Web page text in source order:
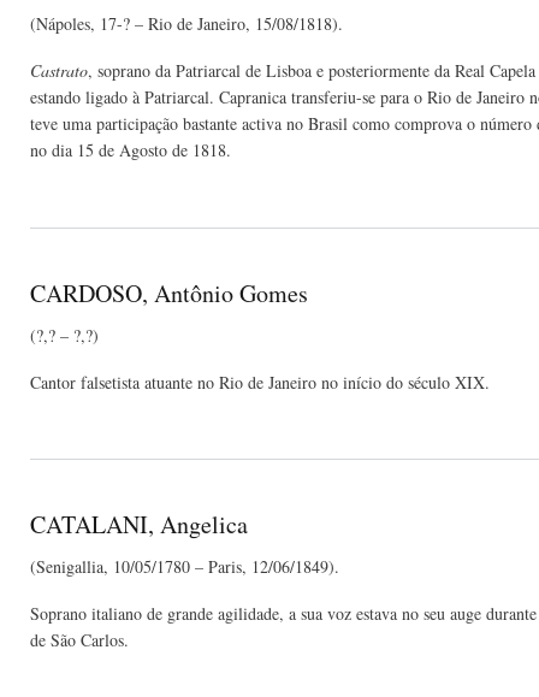
(Nápoles, 17-? – Rio de Janeiro, 15/08/1818).
Castrato, soprano da Patriarcal de Lisboa e posteriormente da Real
estando ligado à Patriarcal. Capranica transferiu-se para o Rio de
teve uma participação bastante activa no Brasil como comprova o número
no dia 15 de Agosto de 1818.
CARDOSO, Antônio Gomes
(?,? – ?,?)
Cantor falsetista atuante no Rio de Janeiro no início do século XIX.
CATALANI, Angelica
(Senigallia, 10/05/1780 – Paris, 12/06/1849).
Soprano italiano de grande agilidade, a sua voz estava no seu auge
de São Carlos.